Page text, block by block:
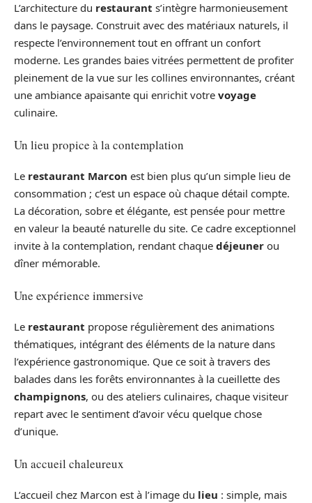
L’architecture du restaurant s’intègre harmonieusement
dans le paysage. Construit avec des matériaux naturels, il
respecte l’environnement tout en offrant un confort
moderne. Les grandes baies vitrées permettent de profiter
pleinement de la vue sur les collines environnantes, créant
une ambiance apaisante qui enrichit votre voyage
culinaire.
Un lieu propice à la contemplation
Le restaurant Marcon est bien plus qu’un simple lieu de
consommation ; c’est un espace où chaque détail compte.
La décoration, sobre et élégante, est pensée pour mettre
en valeur la beauté naturelle du site. Ce cadre exceptionnel
invite à la contemplation, rendant chaque déjeuner ou
dîner mémorable.
Une expérience immersive
Le restaurant propose régulièrement des animations
thématiques, intégrant des éléments de la nature dans
l’expérience gastronomique. Que ce soit à travers des
balades dans les forêts environnantes à la cueillette des
champignons, ou des ateliers culinaires, chaque visiteur
repart avec le sentiment d’avoir vécu quelque chose
d’unique.
Un accueil chaleureux
L’accueil chez Marcon est à l’image du lieu : simple, mais